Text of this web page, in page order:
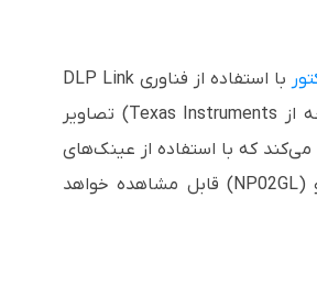
با استفاده از فناوریDLP Link
از Texas Instruments) تصاویر
که با استفاده از عینک‌های
(
NP02GL) قابل مشاهده خواهد